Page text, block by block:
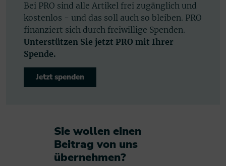
Bei PRO sind alle Artikel frei zugänglich und
kostenlos - und das soll auch so bleiben. PRO
finanziert sich durch freiwillige Spenden.
Unterstützen Sie jetzt PRO mit Ihrer
Spende.
Jetzt spenden
Sie wollen einen
Beitrag von uns
übernehmen?​